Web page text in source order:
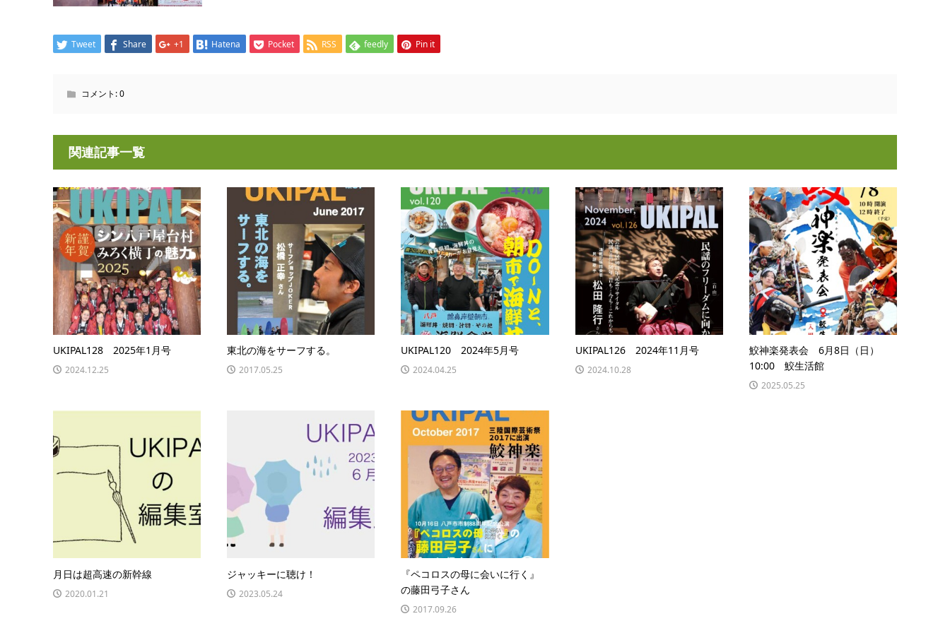
Tweet Share +1 Hatena Pocket RSS feedly Pin it
コメント:0
関連記事一覧
UKIPAL128 2025年1月号
2024.12.25
東北の海をサーフする。
2017.05.25
UKIPAL120 2024年5月号
2024.04.25
UKIPAL126 2024年11月号
2024.10.28
鮫神楽発表会 6月8日（日）
10:00 鮫生活館
2025.05.25
月日は超高速の新幹線
2020.01.21
ジャッキーに聴け！
2023.05.24
『ペコロスの母に会いに行く』
の藤田弓子さん
2017.09.26